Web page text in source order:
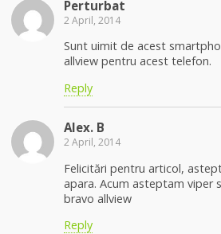
Perturbat
2 April, 2014
Sunt uimit de acest
allview pentru acest telefon.
Reply
Alex. B
2 April, 2014
Felicitări pentru articol,
apara. Acum asteptam viper
bravo allview
Reply